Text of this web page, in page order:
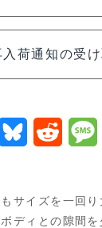
入荷通知の受
B
e
R
d
サイズを一回り
ディとの隙間